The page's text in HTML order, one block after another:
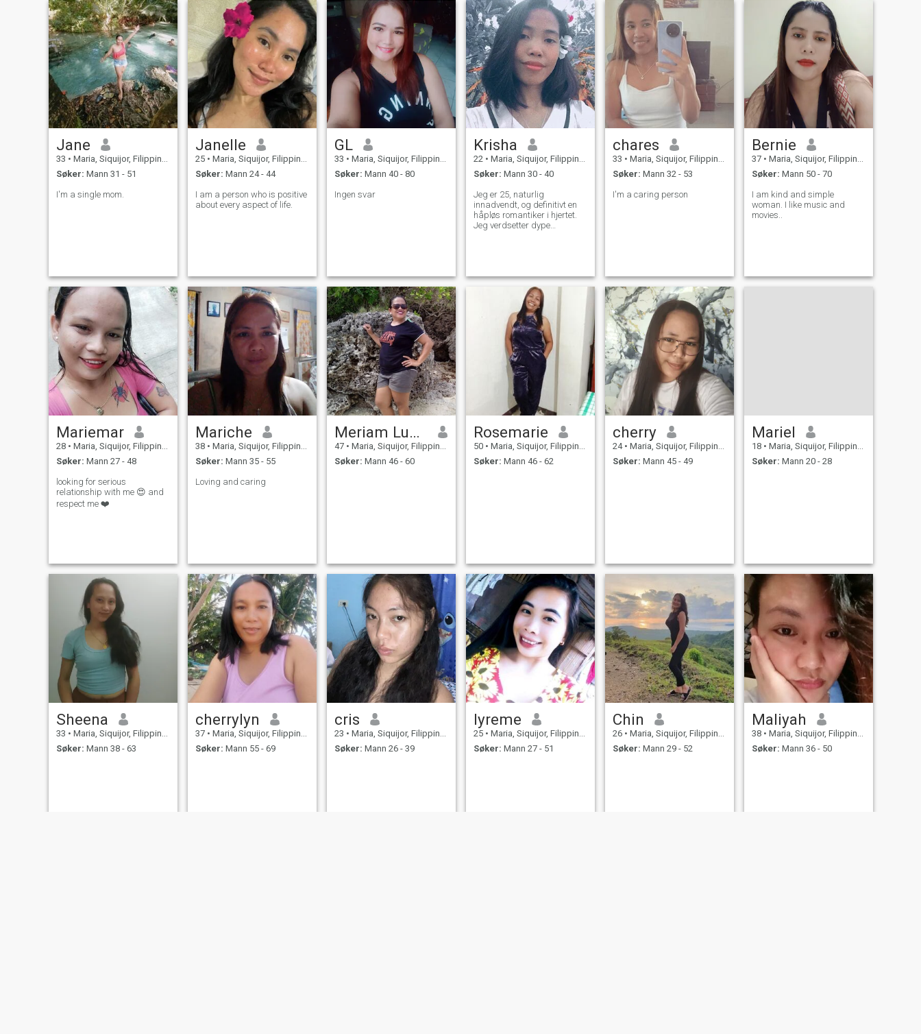
Jane
33 • Maria, Siquijor, Filippinene
Søker: Mann 31 - 51
I'm a single mom.
Janelle
25 • Maria, Siquijor, Filippinene
Søker: Mann 24 - 44
I am a person who is positive
about every aspect of life.
GL
33 • Maria, Siquijor, Filippinene
Søker: Mann 40 - 80
Ingen svar
Krisha
22 • Maria, Siquijor, Filippinene
Søker: Mann 30 - 40
Jeg er 25, naturlig
innadvendt, og definitivt en
håpløs romantiker i hjertet.
Jeg verdsetter dype
små detaljer, tror på innsats,
og fortsatt tror kjærlighet bør
føle seg forsettlig og ekte.
Jeg kan være stille i
begynnelsen, men når jeg er
komfortabel, er jeg
omtenksom, lojal og
følelsesmessig tilstede. Jeg
leter etter noe ekte, stabilt,
snilt og bygget på gjensidig
chares
33 • Maria, Siquijor, Filippinene
Søker: Mann 32 - 53
I'm a caring person
Bernie
37 • Maria, Siquijor, Filippinene
Søker: Mann 50 - 70
I am kind and simple
woman. I like music and
movies..
Mariemar
28 • Maria, Siquijor, Filippinene
Søker: Mann 27 - 48
looking for serious
relationship with me 😍 and
respect me ❤️
Mariche
38 • Maria, Siquijor, Filippinene
Søker: Mann 35 - 55
Loving and caring
Meriam Lubguban Pabate
47 • Maria, Siquijor, Filippinene
Søker: Mann 46 - 60
Rosemarie
50 • Maria, Siquijor, Filippinene
Søker: Mann 46 - 62
cherry
24 • Maria, Siquijor, Filippinene
Søker: Mann 45 - 49
Mariel
18 • Maria, Siquijor, Filippinene
Søker: Mann 20 - 28
Sheena
33 • Maria, Siquijor, Filippinene
Søker: Mann 38 - 63
cherrylyn
37 • Maria, Siquijor, Filippinene
Søker: Mann 55 - 69
cris
23 • Maria, Siquijor, Filippinene
Søker: Mann 26 - 39
lyreme
25 • Maria, Siquijor, Filippinene
Søker: Mann 27 - 51
Chin
26 • Maria, Siquijor, Filippinene
Søker: Mann 29 - 52
Maliyah
38 • Maria, Siquijor, Filippinene
Søker: Mann 36 - 50